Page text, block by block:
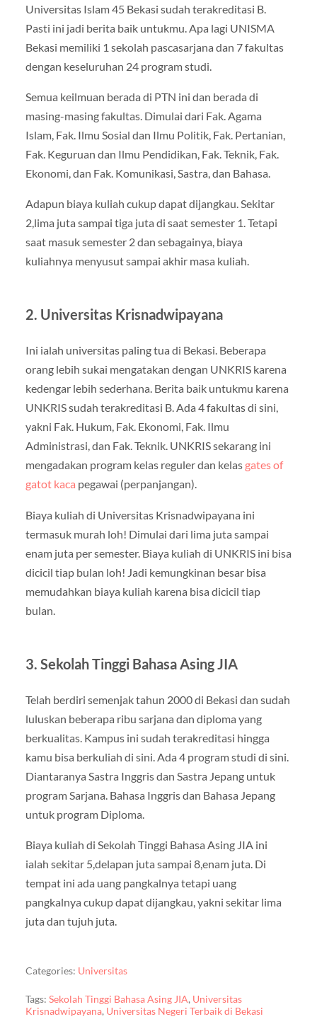
Universitas Islam 45 Bekasi sudah terakreditasi B.
Pasti ini jadi berita baik untukmu. Apa lagi UNISMA
Bekasi memiliki 1 sekolah pascasarjana dan 7 fakultas
dengan keseluruhan 24 program studi.
Semua keilmuan berada di PTN ini dan berada di
masing-masing fakultas. Dimulai dari Fak. Agama
Islam, Fak. Ilmu Sosial dan Ilmu Politik, Fak. Pertanian,
Fak. Keguruan dan Ilmu Pendidikan, Fak. Teknik, Fak.
Ekonomi, dan Fak. Komunikasi, Sastra, dan Bahasa.
Adapun biaya kuliah cukup dapat dijangkau. Sekitar
2,lima juta sampai tiga juta di saat semester 1. Tetapi
saat masuk semester 2 dan sebagainya, biaya
kuliahnya menyusut sampai akhir masa kuliah.
2. Universitas Krisnadwipayana
Ini ialah universitas paling tua di Bekasi. Beberapa
orang lebih sukai mengatakan dengan UNKRIS karena
kedengar lebih sederhana. Berita baik untukmu karena
UNKRIS sudah terakreditasi B. Ada 4 fakultas di sini,
yakni Fak. Hukum, Fak. Ekonomi, Fak. Ilmu
Administrasi, dan Fak. Teknik. UNKRIS sekarang ini
mengadakan program kelas reguler dan kelas gates of
gatot kaca pegawai (perpanjangan).
Biaya kuliah di Universitas Krisnadwipayana ini
termasuk murah loh! Dimulai dari lima juta sampai
enam juta per semester. Biaya kuliah di UNKRIS ini bisa
dicicil tiap bulan loh! Jadi kemungkinan besar bisa
memudahkan biaya kuliah karena bisa dicicil tiap
bulan.
3. Sekolah Tinggi Bahasa Asing JIA
Telah berdiri semenjak tahun 2000 di Bekasi dan sudah
luluskan beberapa ribu sarjana dan diploma yang
berkualitas. Kampus ini sudah terakreditasi hingga
kamu bisa berkuliah di sini. Ada 4 program studi di sini.
Diantaranya Sastra Inggris dan Sastra Jepang untuk
program Sarjana. Bahasa Inggris dan Bahasa Jepang
untuk program Diploma.
Biaya kuliah di Sekolah Tinggi Bahasa Asing JIA ini
ialah sekitar 5,delapan juta sampai 8,enam juta. Di
tempat ini ada uang pangkalnya tetapi uang
pangkalnya cukup dapat dijangkau, yakni sekitar lima
juta dan tujuh juta.
Categories: Universitas
Tags: Sekolah Tinggi Bahasa Asing JIA, Universitas
Krisnadwipayana, Universitas Negeri Terbaik di Bekasi